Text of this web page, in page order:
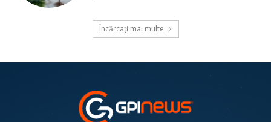
Încărcați mai multe